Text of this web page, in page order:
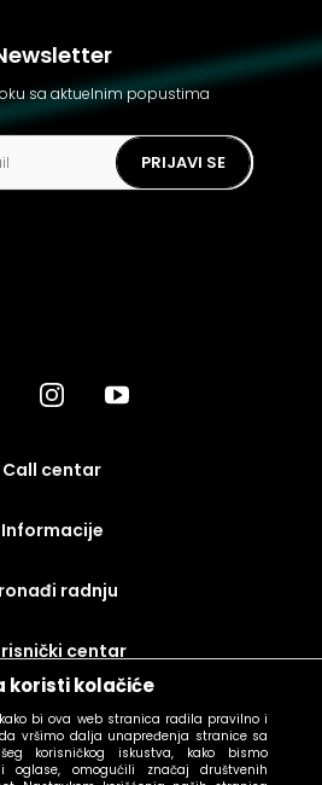
koristi kolačiće
bi ova web stranica radila pravilno i
vršimo dalja unapređenja stranice sa
korisničkog iskustva, kako bismo
oglase, omogućili značaj društvenih
sa aktuelnim popustima
PRIJAVI SE
call centar
Informacije
Pronađi radnju
centar
uslovi prodaje